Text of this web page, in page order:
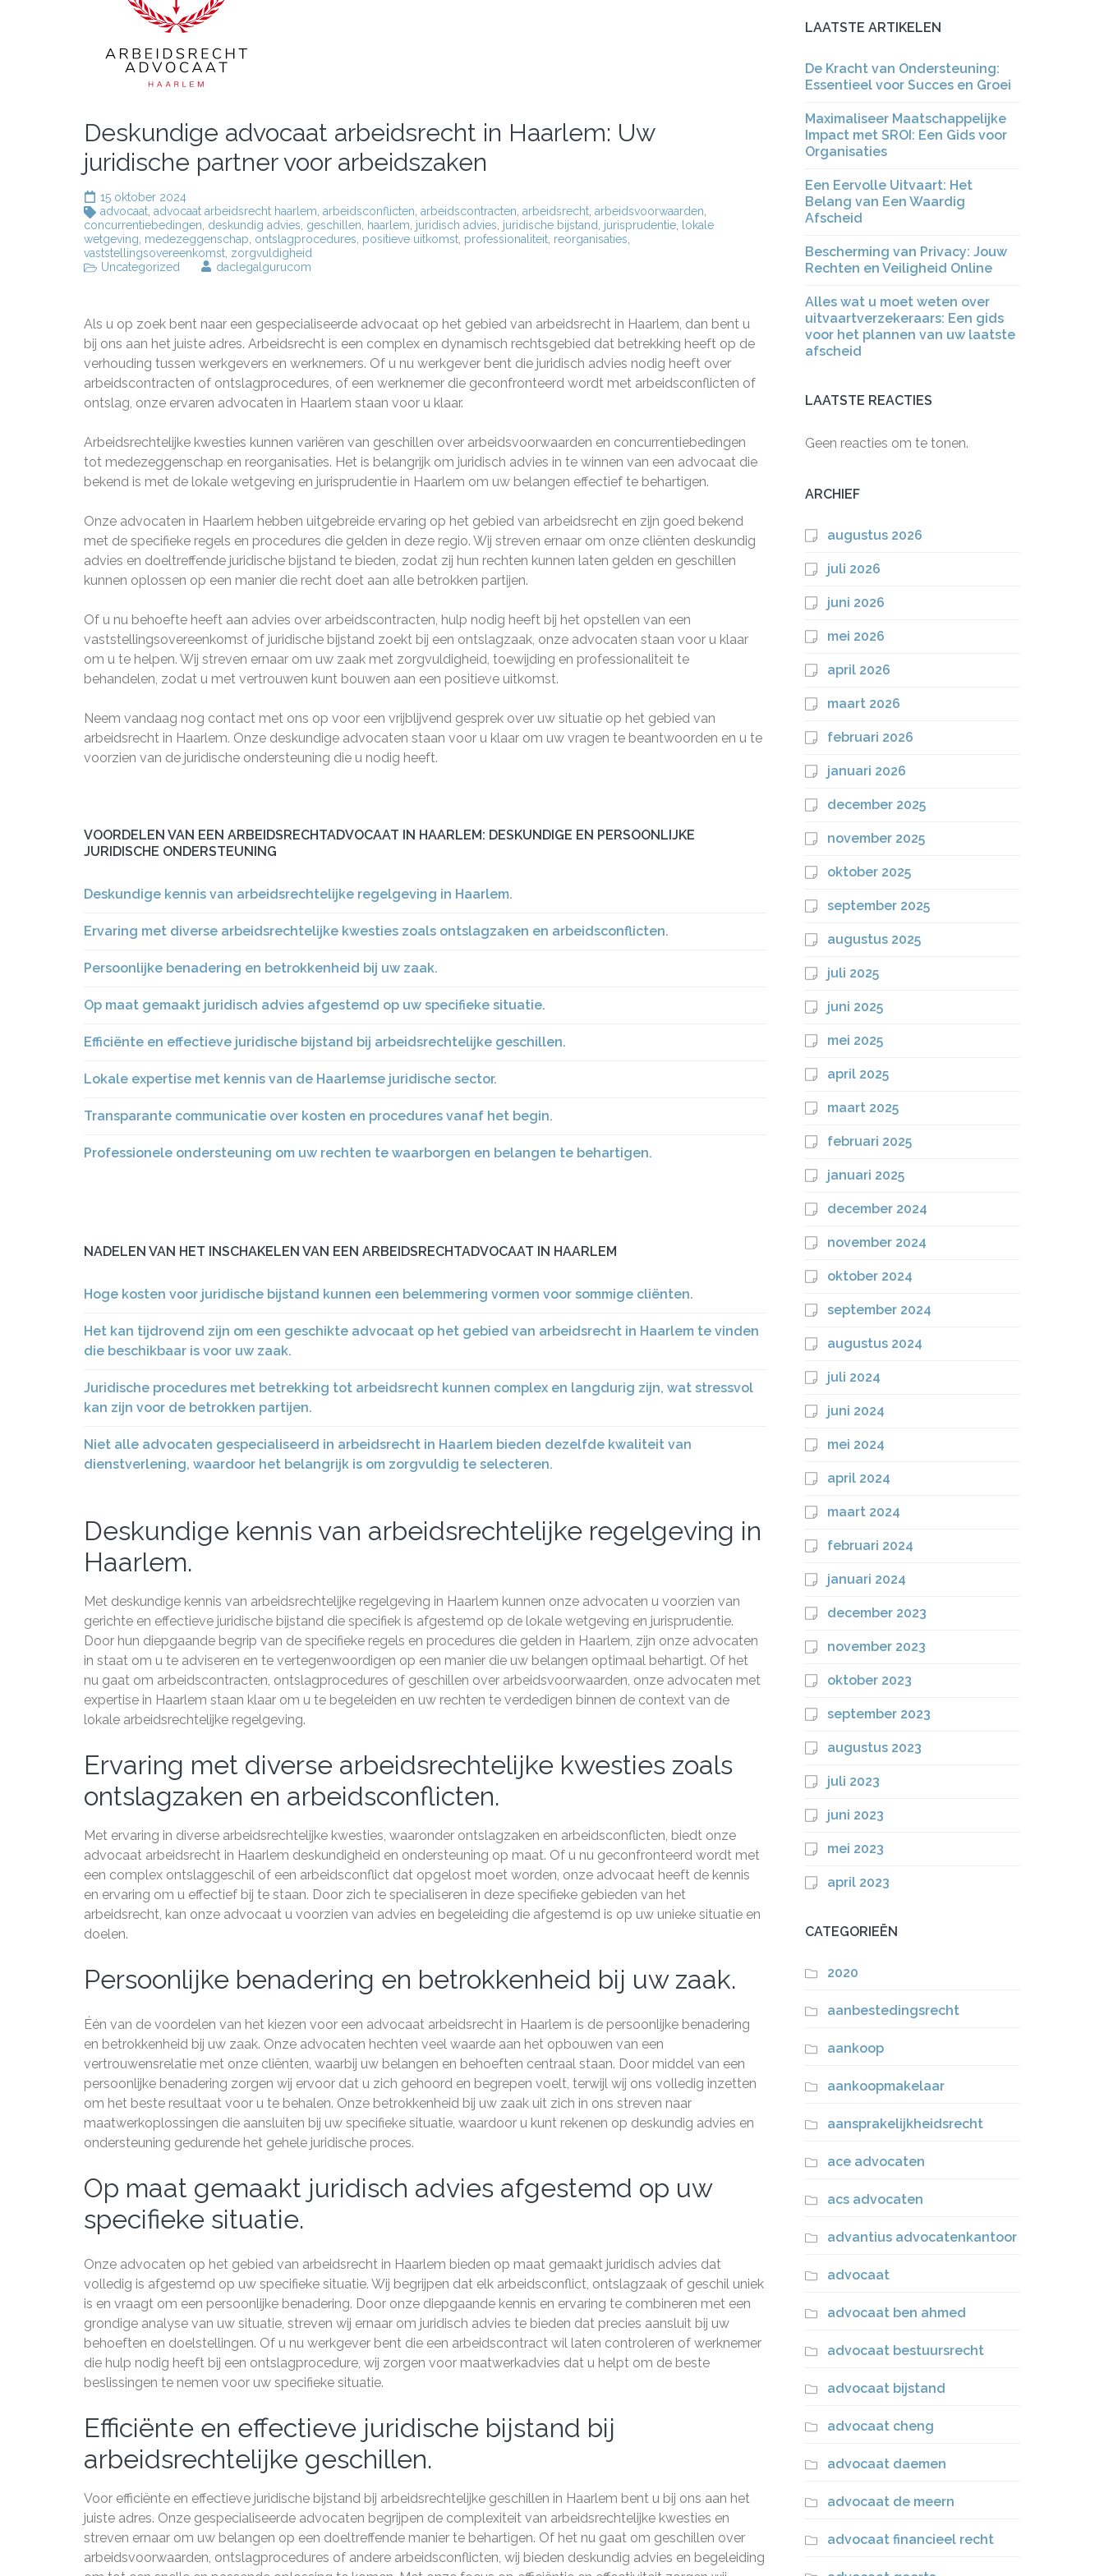
Deskundige advocaat arbeidsrecht in Haarlem: Uw
juridische partner voor arbeidszaken
15 oktober 2024
advocaat advocaat arbeidsrecht haarlem arbeidsconflicten arbeidscontracten arbeidsrecht arbeidsvoorwaarden
concurrentiebedingen deskundig advies geschillen haarlem juridisch advies juridische bijstand jurisprudentie
lokale
wetgeving medezeggenschap ontslagprocedures positieve uitkomst professionaliteit reorganisaties
vaststellingsovereenkomst zorgvuldigheid
Uncategorized
daclegalgurucom
Als u op zoek bent naar een gespecialiseerde advocaat op het gebied van arbeidsrecht in Haarlem, dan bent u
bij ons aan het juiste adres. Arbeidsrecht is een complex en dynamisch rechtsgebied dat betrekking heeft op de
verhouding tussen werkgevers en werknemers. Of u nu werkgever bent die juridisch advies nodig heeft over
arbeidscontracten of ontslagprocedures, of een werknemer die geconfronteerd wordt met arbeidsconflicten of
ontslag, onze ervaren advocaten in Haarlem staan voor u klaar.
Arbeidsrechtelijke kwesties kunnen variëren van geschillen over arbeidsvoorwaarden en concurrentiebedingen
tot medezeggenschap en reorganisaties. Het is belangrijk om juridisch advies in te winnen van een advocaat die
bekend is met de lokale wetgeving en jurisprudentie in Haarlem om uw belangen effectief te behartigen.
Onze advocaten in Haarlem hebben uitgebreide ervaring op het gebied van arbeidsrecht en zijn goed bekend
met de specifieke regels en procedures die gelden in deze regio. Wij streven ernaar om onze cliënten deskundig
advies en doeltreffende juridische bijstand te bieden, zodat zij hun rechten kunnen laten gelden en geschillen
kunnen oplossen op een manier die recht doet aan alle betrokken partijen.
Of u nu behoefte heeft aan advies over arbeidscontracten, hulp nodig heeft bij het opstellen van een
vaststellingsovereenkomst of juridische bijstand zoekt bij een ontslagzaak, onze advocaten staan voor u klaar
om u te helpen. Wij streven ernaar om uw zaak met zorgvuldigheid, toewijding en professionaliteit te
behandelen, zodat u met vertrouwen kunt bouwen aan een positieve uitkomst.
Neem vandaag nog contact met ons op voor een vrijblijvend gesprek over uw situatie op het gebied van
arbeidsrecht in Haarlem. Onze deskundige advocaten staan voor u klaar om uw vragen te beantwoorden en u te
voorzien van de juridische ondersteuning die u nodig heeft.
VOORDELEN VAN EEN ARBEIDSRECHTADVOCAAT IN HAARLEM: DESKUNDIGE EN PERSOONLIJKE
JURIDISCHE ONDERSTEUNING
Deskundige kennis van arbeidsrechtelijke regelgeving in Haarlem.
Ervaring met diverse arbeidsrechtelijke kwesties zoals ontslagzaken en arbeidsconflicten.
Persoonlijke benadering en betrokkenheid bij uw zaak.
Op maat gemaakt juridisch advies afgestemd op uw specifieke situatie.
Efficiënte en effectieve juridische bijstand bij arbeidsrechtelijke geschillen.
Lokale expertise met kennis van de Haarlemse juridische sector.
Transparante communicatie over kosten en procedures vanaf het begin.
Professionele ondersteuning om uw rechten te waarborgen en belangen te behartigen.
NADELEN VAN HET INSCHAKELEN VAN EEN ARBEIDSRECHTADVOCAAT IN HAARLEM
Hoge kosten voor juridische bijstand kunnen een belemmering vormen voor sommige cliënten.
Het kan tijdrovend zijn om een geschikte advocaat op het gebied van arbeidsrecht in Haarlem te vinden
die beschikbaar is voor uw zaak.
Juridische procedures met betrekking tot arbeidsrecht kunnen complex en langdurig zijn, wat stressvol
kan zijn voor de betrokken partijen.
Niet alle advocaten gespecialiseerd in arbeidsrecht in Haarlem bieden dezelfde kwaliteit van
dienstverlening, waardoor het belangrijk is om zorgvuldig te selecteren.
Deskundige kennis van arbeidsrechtelijke regelgeving in
Haarlem.
Met deskundige kennis van arbeidsrechtelijke regelgeving in Haarlem kunnen onze advocaten u voorzien van
gerichte en effectieve juridische bijstand die specifiek is afgestemd op de lokale wetgeving en jurisprudentie.
Door hun diepgaande begrip van de specifieke regels en procedures die gelden in Haarlem, zijn onze advocaten
in staat om u te adviseren en te vertegenwoordigen op een manier die uw belangen optimaal behartigt. Of het
nu gaat om arbeidscontracten, ontslagprocedures of geschillen over arbeidsvoorwaarden, onze advocaten met
expertise in Haarlem staan klaar om u te begeleiden en uw rechten te verdedigen binnen de context van de
lokale arbeidsrechtelijke regelgeving.
Ervaring met diverse arbeidsrechtelijke kwesties zoals
ontslagzaken en arbeidsconflicten.
Met ervaring in diverse arbeidsrechtelijke kwesties, waaronder ontslagzaken en arbeidsconflicten, biedt onze
advocaat arbeidsrecht in Haarlem deskundigheid en ondersteuning op maat. Of u nu geconfronteerd wordt met
een complex ontslaggeschil of een arbeidsconflict dat opgelost moet worden, onze advocaat heeft de kennis
en ervaring om u effectief bij te staan. Door zich te specialiseren in deze specifieke gebieden van het
arbeidsrecht, kan onze advocaat u voorzien van advies en begeleiding die afgestemd is op uw unieke situatie en
doelen.
Persoonlijke benadering en betrokkenheid bij uw zaak.
Één van de voordelen van het kiezen voor een advocaat arbeidsrecht in Haarlem is de persoonlijke benadering
en betrokkenheid bij uw zaak. Onze advocaten hechten veel waarde aan het opbouwen van een
vertrouwensrelatie met onze cliënten, waarbij uw belangen en behoeften centraal staan. Door middel van een
persoonlijke benadering zorgen wij ervoor dat u zich gehoord en begrepen voelt, terwijl wij ons volledig inzetten
om het beste resultaat voor u te behalen. Onze betrokkenheid bij uw zaak uit zich in ons streven naar
maatwerkoplossingen die aansluiten bij uw specifieke situatie, waardoor u kunt rekenen op deskundig advies en
ondersteuning gedurende het gehele juridische proces.
Op maat gemaakt juridisch advies afgestemd op uw
specifieke situatie.
Onze advocaten op het gebied van arbeidsrecht in Haarlem bieden op maat gemaakt juridisch advies dat
volledig is afgestemd op uw specifieke situatie. Wij begrijpen dat elk arbeidsconflict, ontslagzaak of geschil uniek
is en vraagt om een persoonlijke benadering. Door onze diepgaande kennis en ervaring te combineren met een
grondige analyse van uw situatie, streven wij ernaar om juridisch advies te bieden dat precies aansluit bij uw
behoeften en doelstellingen. Of u nu werkgever bent die een arbeidscontract wil laten controleren of werknemer
die hulp nodig heeft bij een ontslagprocedure, wij zorgen voor maatwerkadvies dat u helpt om de beste
beslissingen te nemen voor uw specifieke situatie.
Efficiënte en effectieve juridische bijstand bij
arbeidsrechtelijke geschillen.
Voor efficiënte en effectieve juridische bijstand bij arbeidsrechtelijke geschillen in Haarlem bent u bij ons aan het
juiste adres. Onze gespecialiseerde advocaten begrijpen de complexiteit van arbeidsrechtelijke kwesties en
streven ernaar om uw belangen op een doeltreffende manier te behartigen. Of het nu gaat om geschillen over
arbeidsvoorwaarden, ontslagprocedures of andere arbeidsconflicten, wij bieden deskundig advies en begeleiding
LAATSTE ARTIKELEN
De Kracht van Ondersteuning:
Essentieel voor Succes en Groei
Maximaliseer Maatschappelijke
Impact met SROI: Een Gids voor
Organisaties
Een Eervolle Uitvaart: Het
Belang van Een Waardig
Afscheid
Bescherming van Privacy: Jouw
Rechten en Veiligheid Online
Alles wat u moet weten over
uitvaartverzekeraars: Een gids
voor het plannen van uw laatste
afscheid
LAATSTE REACTIES
Geen reacties om te tonen.
ARCHIEF
augustus 2026
juli 2026
juni 2026
mei 2026
april 2026
maart 2026
februari 2026
januari 2026
december 2025
november 2025
oktober 2025
september 2025
augustus 2025
juli 2025
juni 2025
mei 2025
april 2025
maart 2025
februari 2025
januari 2025
december 2024
november 2024
oktober 2024
september 2024
augustus 2024
juli 2024
juni 2024
mei 2024
april 2024
maart 2024
februari 2024
januari 2024
december 2023
november 2023
oktober 2023
september 2023
augustus 2023
juli 2023
juni 2023
mei 2023
april 2023
CATEGORIEËN
2020
aanbestedingsrecht
aankoop
aankoopmakelaar
aansprakelijkheidsrecht
ace advocaten
acs advocaten
advantius advocatenkantoor
advocaat
advocaat ben ahmed
advocaat bestuursrecht
advocaat bijstand
advocaat cheng
advocaat daemen
advocaat de meern
advocaat financieel recht